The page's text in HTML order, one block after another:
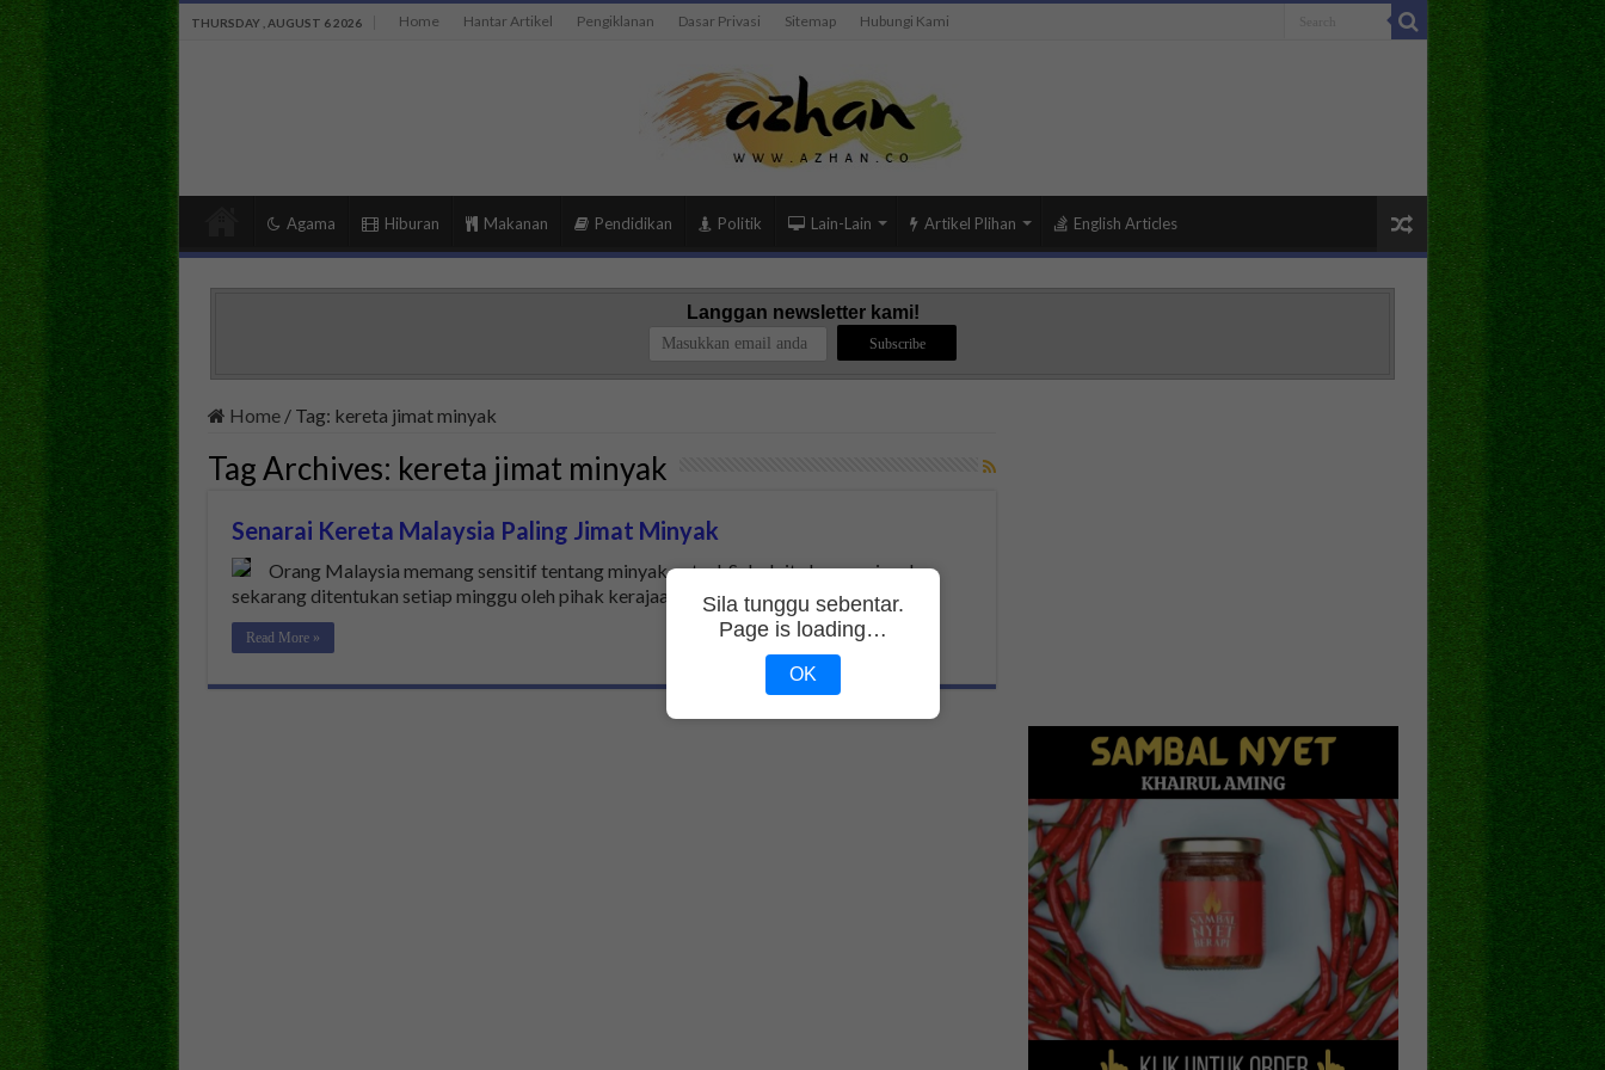
THURSDAY , AUGUST 6 2026 Home Hantar Artikel Pengiklanan Dasar Privasi Sitemap Hubungi Kami
Agama Hiburan Makanan Pendidikan Politik Lain-Lain Artikel Plihan English Articles
Langgan newsletter kami!
Home / Tag: kereta jimat minyak
Tag Archives: kereta jimat minyak
Senarai Kereta Malaysia Paling Jimat Minyak
Orang Malaysia memang sensitif tentang minyak petrol. Sebab itu harga minyak
sekarang ditentukan setiap minggu oleh pihak kerajaan. Kalau harga …
Read More »
Sila tunggu sebentar.
Page is loading…
OK